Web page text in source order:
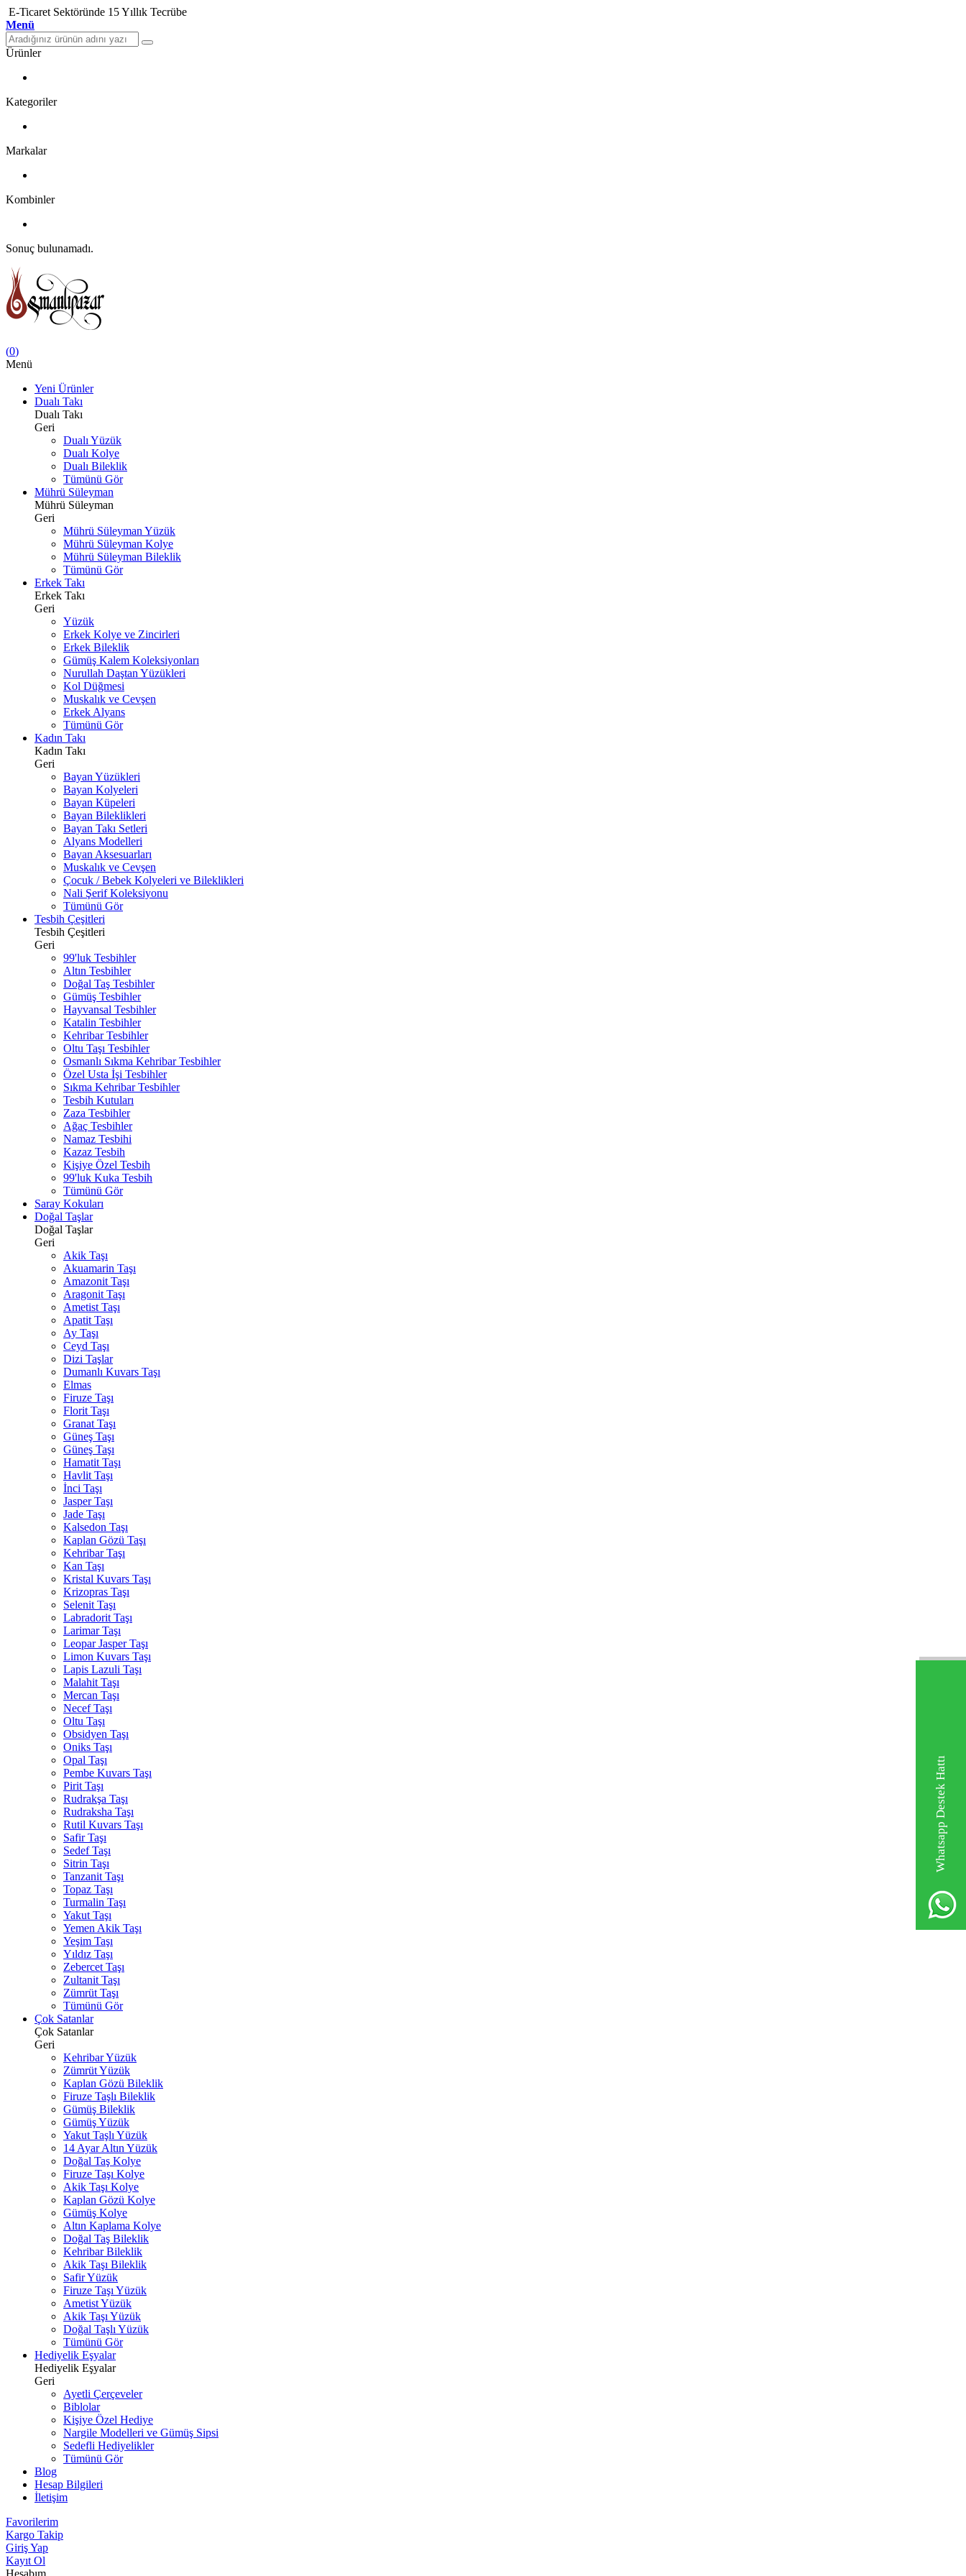
Whatsapp Destek Hattı
E-Ticaret Sektöründe 15 Yıllık Tecrübe
Menü
Ürünler
Kategoriler
Markalar
Kombinler
Sonuç bulunamadı.
(0)
Menü
Yeni Ürünler
Dualı Takı
Dualı Takı
Geri
Dualı Yüzük
Dualı Kolye
Dualı Bileklik
Tümünü Gör
Mührü Süleyman
Mührü Süleyman
Geri
Mührü Süleyman Yüzük
Mührü Süleyman Kolye
Mührü Süleyman Bileklik
Tümünü Gör
Erkek Takı
Erkek Takı
Geri
Yüzük
Erkek Kolye ve Zincirleri
Erkek Bileklik
Gümüş Kalem Koleksiyonları
Nurullah Daştan Yüzükleri
Kol Düğmesi
Muskalık ve Cevşen
Erkek Alyans
Tümünü Gör
Kadın Takı
Kadın Takı
Geri
Bayan Yüzükleri
Bayan Kolyeleri
Bayan Küpeleri
Bayan Bileklikleri
Bayan Takı Setleri
Alyans Modelleri
Bayan Aksesuarları
Muskalık ve Cevşen
Çocuk / Bebek Kolyeleri ve Bileklikleri
Nali Şerif Koleksiyonu
Tümünü Gör
Tesbih Çeşitleri
Tesbih Çeşitleri
Geri
99'luk Tesbihler
Altın Tesbihler
Doğal Taş Tesbihler
Gümüş Tesbihler
Hayvansal Tesbihler
Katalin Tesbihler
Kehribar Tesbihler
Oltu Taşı Tesbihler
Osmanlı Sıkma Kehribar Tesbihler
Özel Usta İşi Tesbihler
Sıkma Kehribar Tesbihler
Tesbih Kutuları
Zaza Tesbihler
Ağaç Tesbihler
Namaz Tesbihi
Kazaz Tesbih
Kişiye Özel Tesbih
99'luk Kuka Tesbih
Tümünü Gör
Saray Kokuları
Doğal Taşlar
Doğal Taşlar
Geri
Akik Taşı
Akuamarin Taşı
Amazonit Taşı
Aragonit Taşı
Ametist Taşı
Apatit Taşı
Ay Taşı
Ceyd Taşı
Dizi Taşlar
Dumanlı Kuvars Taşı
Elmas
Firuze Taşı
Florit Taşı
Granat Taşı
Güneş Taşı
Güneş Taşı
Hamatit Taşı
Havlit Taşı
İnci Taşı
Jasper Taşı
Jade Taşı
Kalsedon Taşı
Kaplan Gözü Taşı
Kehribar Taşı
Kan Taşı
Kristal Kuvars Taşı
Krizopras Taşı
Selenit Taşı
Labradorit Taşı
Larimar Taşı
Leopar Jasper Taşı
Limon Kuvars Taşı
Lapis Lazuli Taşı
Malahit Taşı
Mercan Taşı
Necef Taşı
Oltu Taşı
Obsidyen Taşı
Oniks Taşı
Opal Taşı
Pembe Kuvars Taşı
Pirit Taşı
Rudrakşa Taşı
Rudraksha Taşı
Rutil Kuvars Taşı
Safir Taşı
Sedef Taşı
Sitrin Taşı
Tanzanit Taşı
Topaz Taşı
Turmalin Taşı
Yakut Taşı
Yemen Akik Taşı
Yeşim Taşı
Yıldız Taşı
Zebercet Taşı
Zultanit Taşı
Zümrüt Taşı
Tümünü Gör
Çok Satanlar
Çok Satanlar
Geri
Kehribar Yüzük
Zümrüt Yüzük
Kaplan Gözü Bileklik
Firuze Taşlı Bileklik
Gümüş Bileklik
Gümüş Yüzük
Yakut Taşlı Yüzük
14 Ayar Altın Yüzük
Doğal Taş Kolye
Firuze Taşı Kolye
Akik Taşı Kolye
Kaplan Gözü Kolye
Gümüş Kolye
Altın Kaplama Kolye
Doğal Taş Bileklik
Kehribar Bileklik
Akik Taşı Bileklik
Safir Yüzük
Firuze Taşı Yüzük
Ametist Yüzük
Akik Taşı Yüzük
Doğal Taşlı Yüzük
Tümünü Gör
Hediyelik Eşyalar
Hediyelik Eşyalar
Geri
Ayetli Çerçeveler
Biblolar
Kişiye Özel Hediye
Nargile Modelleri ve Gümüş Sipsi
Sedefli Hediyelikler
Tümünü Gör
Blog
Hesap Bilgileri
İletişim
Favorilerim
Kargo Takip
Giriş Yap
Kayıt Ol
Hesabım